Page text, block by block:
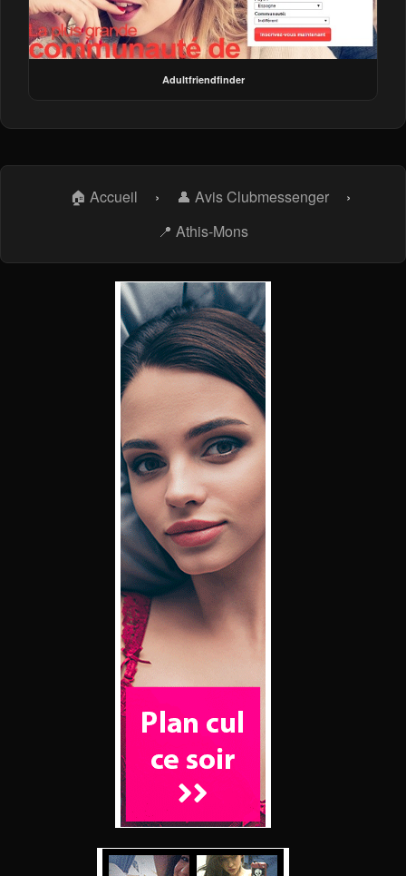
Adultfriendfinder
🏠 Accueil › 👤 Avis Clubmessenger
›
📍 Athis-Mons